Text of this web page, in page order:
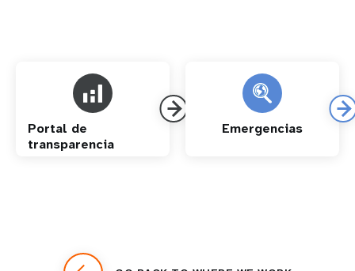
Portal de
transparencia
Emergencias